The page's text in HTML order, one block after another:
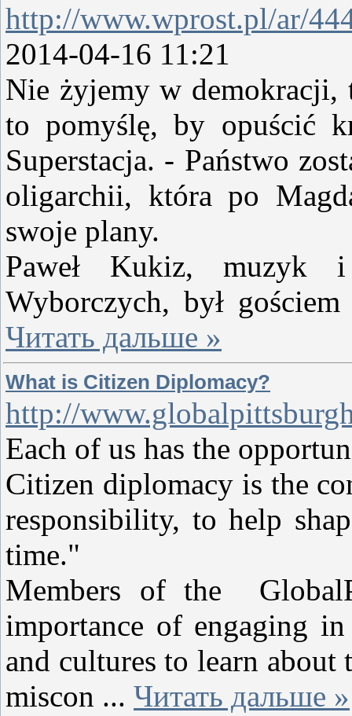
http://www.wprost.pl/ar/
2014-04-16 11:21
Nie żyjemy w
to pomyślę, by opuścić
Superstacja. - Państwo
oligarchii, która po
swoje plany.
Paweł Kukiz, muzyk i
Wyborczych, był
Читать дальше »
What is Citizen Diplomacy?
http://
Each of us has the
Citizen diplomacy is the
responsibility, to help
time."
Members of the
importance of engaging
and cultures to learn about
miscon ... Читать дальше »